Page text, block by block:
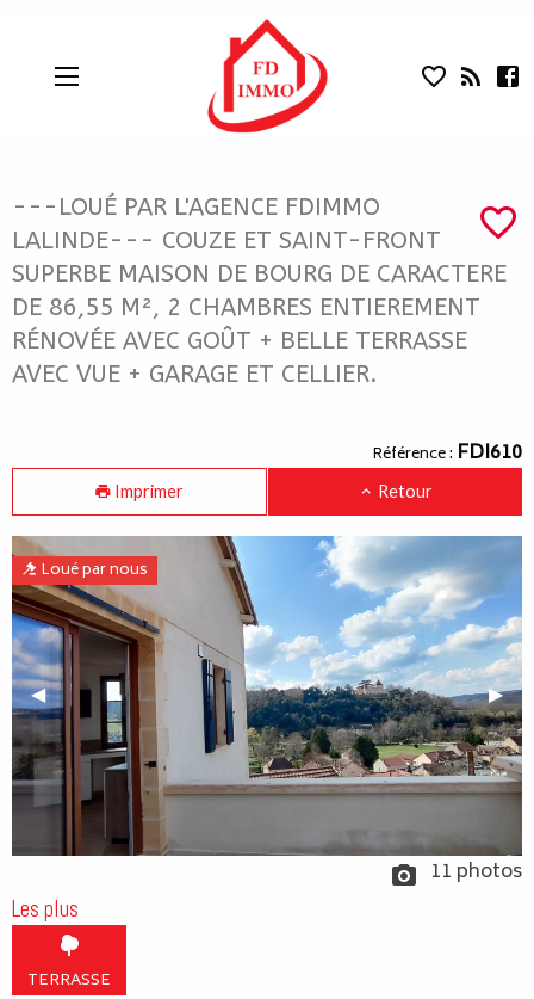
---LOUÉ PAR L'AGENCE FDIMMO
Liens
---LOUÉ PAR L'AGENCE FDIMMO
LALINDE--- COUZE ET SAINT-FRONT
SUPERBE MAISON DE BOURG DE CARACTERE
DE 86,55 M², 2 CHAMBRES ENTIEREMENT
RÉNOVÉE AVEC GOÛT + BELLE TERRASSE
AVEC VUE + GARAGE ET CELLIER.
Référence : FDI610
Imprimer Retour
Loué par nous
Previous Slide
◀︎ ▶︎
11 photos
Les plus
TERRASSE